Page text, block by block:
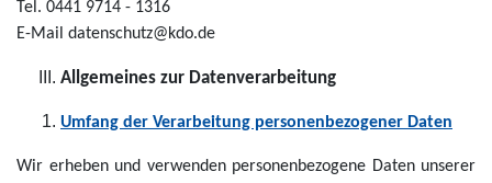
Tel. 0441 9714 - 1316
E-Mail datenschutz@kdo.de
Allgemeines zur Datenverarbeitung
Umfang der Verarbeitung personenbezogener Daten
Wir erheben und verwenden personenbezogene Daten unserer